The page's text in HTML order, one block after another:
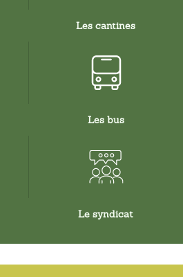
Les cantines
Les bus
Le syndicat